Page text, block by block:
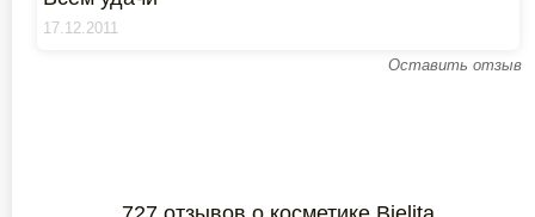
17.12.2011
Оставить отзыв